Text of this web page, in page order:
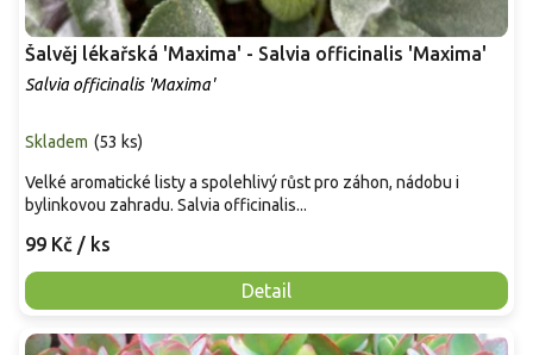
Šalvěj lékařská 'Maxima' - Salvia officinalis 'Maxima'
Salvia officinalis 'Maxima'
Skladem (53 ks)
99 Kč / ks
Detail
Velké aromatické listy a spolehlivý růst pro záhon, nádobu i
bylinkovou zahradu. Salvia officinalis...